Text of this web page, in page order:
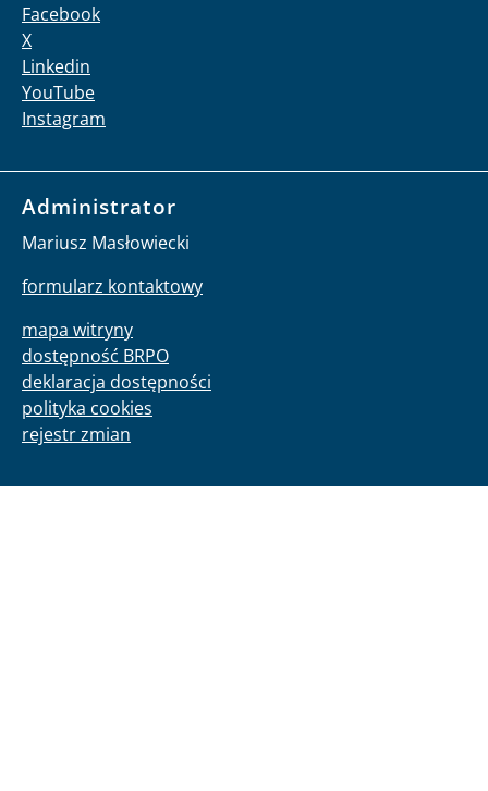
Facebook
X
Linkedin
YouTube
Instagram
Administrator
Mariusz Masłowiecki
formularz kontaktowy
mapa witryny
dostępność BRPO
deklaracja dostępności
polityka cookies
rejestr zmian